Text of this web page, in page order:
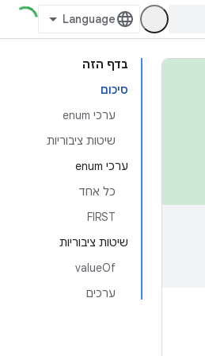
בדף הזה
סיכום
ערכי enum
שיטות ציבוריות
ערכי enum
כל אחד
FIRST
שיטות ציבוריות
valueOf
ערכים